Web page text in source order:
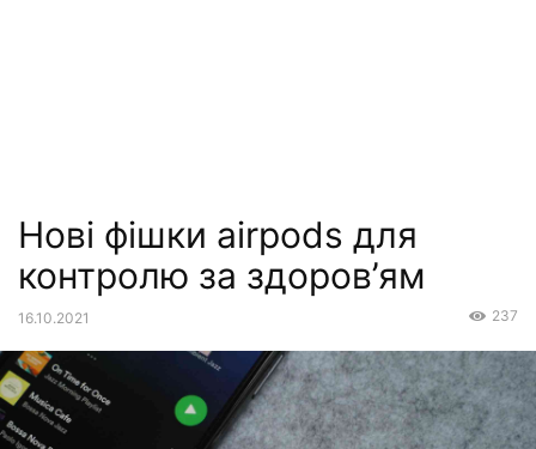
Нові фішки airpods для
контролю за здоров’ям
16.10.2021 237